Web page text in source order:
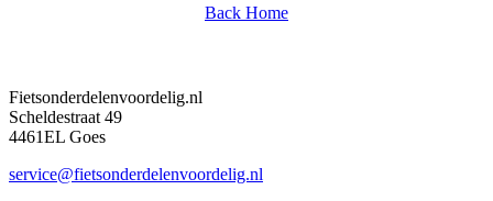
Back Home
Fietsonderdelenvoordelig.nl
Scheldestraat 49
4461EL Goes
service@fietsonderdelenvoordelig.nl